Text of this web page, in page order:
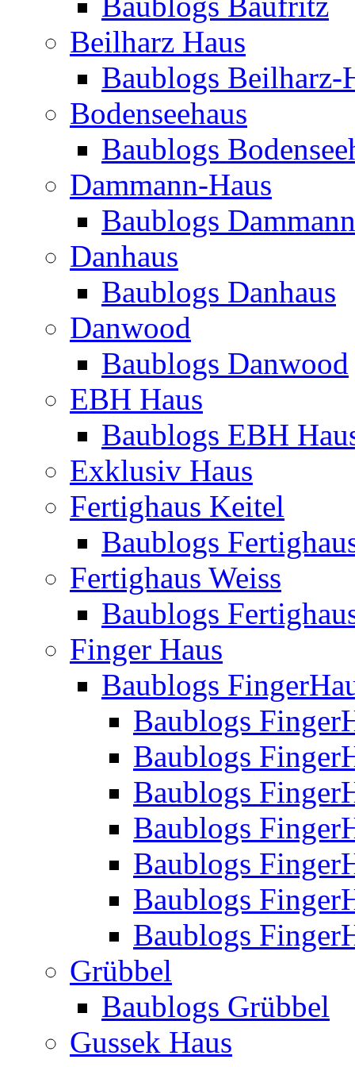
Beilharz Haus
Baublogs Beilharz-
Bodenseehaus
Baublogs
Dammann-Haus
Baublogs
Danhaus
Baublogs Danhaus
Danwood
Baublogs Danwood
EBH Haus
Baublogs EBH
Exklusiv Haus
Fertighaus Keitel
Baublogs
Fertighaus Weiss
Baublogs
Finger Haus
Baublogs
Baublogs
Baublogs
Baublogs
Baublogs
Baublogs
Baublogs
Baublogs
Grübbel
Baublogs Grübbel
Gussek Haus